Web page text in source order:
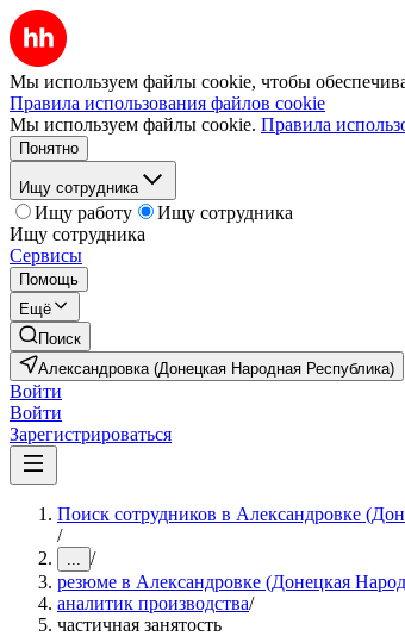
Мы используем файлы cookie, чтобы
Правила использования файлов cookie
Мы используем файлы cookie. Правила
Понятно
Ищу сотрудника
Ищу работу
Ищу сотрудника
Ищу сотрудника
Сервисы
Помощь
Ещё
Поиск
Александровка (Донецкая Народная Республика)
Войти
Войти
Зарегистрироваться
Поиск сотрудников в Александровке
/
... /
резюме в Александровке (Донецкая
аналитик производства/
частичная занятость